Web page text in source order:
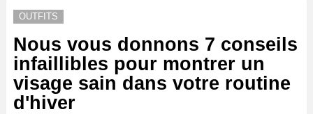
OUTFITS
Nous vous donnons 7 conseils
infaillibles pour montrer un
visage sain dans votre routine
d'hiver